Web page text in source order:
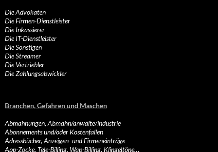
Die Advokaten
Die Firmen-Dienstleister
Die Inkassierer
Die IT-Dienstleister
Die Sonstigen
Die Streamer
Die Vertriebler
Die Zahlungsabwickler
Branchen, Gefahren und Maschen
Abmahnungen, Abmahn/anwälte/industrie
Abonnements und/oder Kostenfallen
Adressbücher, Anzeigen- und Firmeneinträge
App-Zocke, Tele-Billing, Wap-Billing, Klingeltöne…